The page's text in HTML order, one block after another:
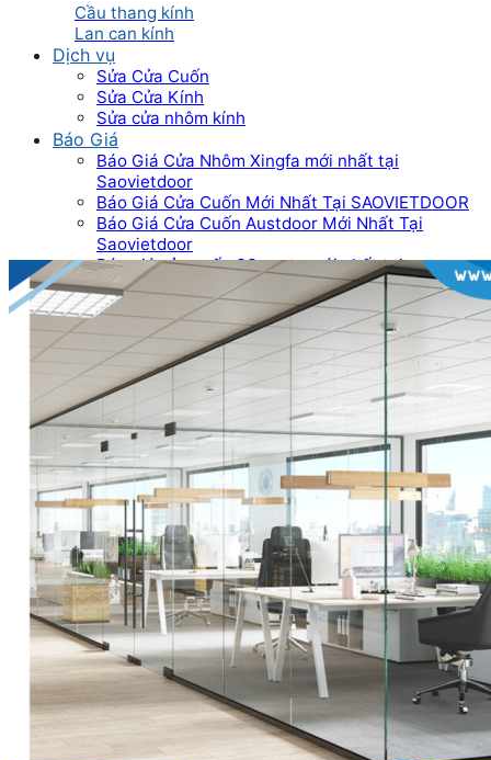
Cầu thang kính
Lan can kính
Dịch vụ
Sửa Cửa Cuốn
Sửa Cửa Kính
Sửa cửa nhôm kính
Báo Giá
Báo Giá Cửa Nhôm Xingfa mới nhất tại
Saovietdoor
Báo Giá Cửa Cuốn Mới Nhất Tại SAOVIETDOOR
Báo Giá Cửa Cuốn Austdoor Mới Nhất Tại
Saovietdoor
Báo giá cửa cuốn SSmarts mới nhất tại
Saovietdoor
Báo giá cửa cuốn Netdoor mới nhất tại
Saovietdoor
Báo Giá Cửa Cuốn Tấm Liền Mới Nhất Tại
Saovietdoor
Báo Giá Cửa Cuốn Khe Thoáng Mới Nhất Tại
Saovietdoor
Báo Giá Cửa Cuốn Đài Loan Mới Nhất Tại
Saovietdoor
Báo Giá Sửa Cửa Kính Tại Nhà
Tin tức
Tin Tuyển Dụng
Mẫu cửa đẹp
Kích thước phong thủy
Thước Lỗ Ban
Hướng dẫn kỹ thuật
Tài Liệu Catalogue
Videos
Dự án
Công trình dân dụng
Công trình biệt thự
Nhà máy & Showroom
Liên hệ